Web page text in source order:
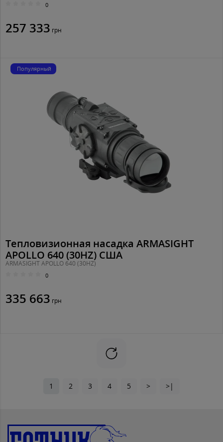
0
257 333 грн
Популярный
Тепловизионная насадка ARMASIGHT
APOLLO 640 (30HZ) США
ARMASIGHT APOLLO 640 (30HZ)
0
335 663 грн
1 2 3 4 5 > >|